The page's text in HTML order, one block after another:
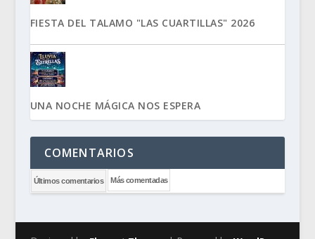
FIESTA DEL TALAMO "LAS CUARTILLAS" 2026
UNA NOCHE MÁGICA NOS ESPERA
COMENTARIOS
Últimos comentarios Más comentadas